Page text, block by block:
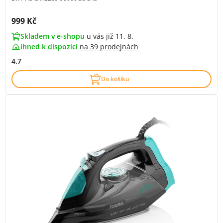
Cena s DPH:
999 Kč
Skladem v e-shopu u vás již 11. 8.
ihned k dispozici na 39 prodejnách
4.7
Do košíku